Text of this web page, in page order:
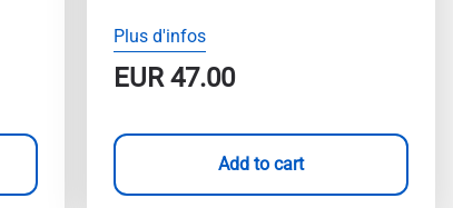
Plus d'infos
EUR47.00
Add to cart